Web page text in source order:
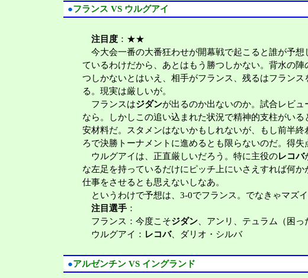
●フランス VS ウルグアイ
注目度 ：★★
今大会一番の大番狂わせが開幕戦で起こると誰が予想
ているわけだから、あとはもう勝つしかない。背水の
つしかないとはいえ、相手がフランス、残るはフラン
る。現実は厳しいが。
フランスはジダンが出るのか出ないのか。試合レビュ
なら。しかしこの追い込まれた状況で精神的支柱がい
安材料だ。スタメンはないかもしれないが、もし前半
ろで決勝トーナメントに進めるとも限らないのだ。得
ウルグアイは、正直厳しいだろう。特に主役のレコバ
な左足を持っているだけにピッチ上にいさえすれば何
仕事をさせるとも思えないしなあ。
というわけで予想は、3-0でフランス。でなきゃマズイ
注目選手 ：
フランス：今度こそジダン 、アンリ、テュラム（困
ウルグアイ： レコバ、ダリオ・シルバ
●アルゼンチン VS イングランド